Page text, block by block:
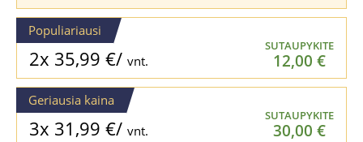
Populiariausi
2x 35,99 €/ vnt.
SUTAUPYKITE
12,00 €
Geriausia kaina
3x 31,99 €/ vnt.
SUTAUPYKITE
30,00 €